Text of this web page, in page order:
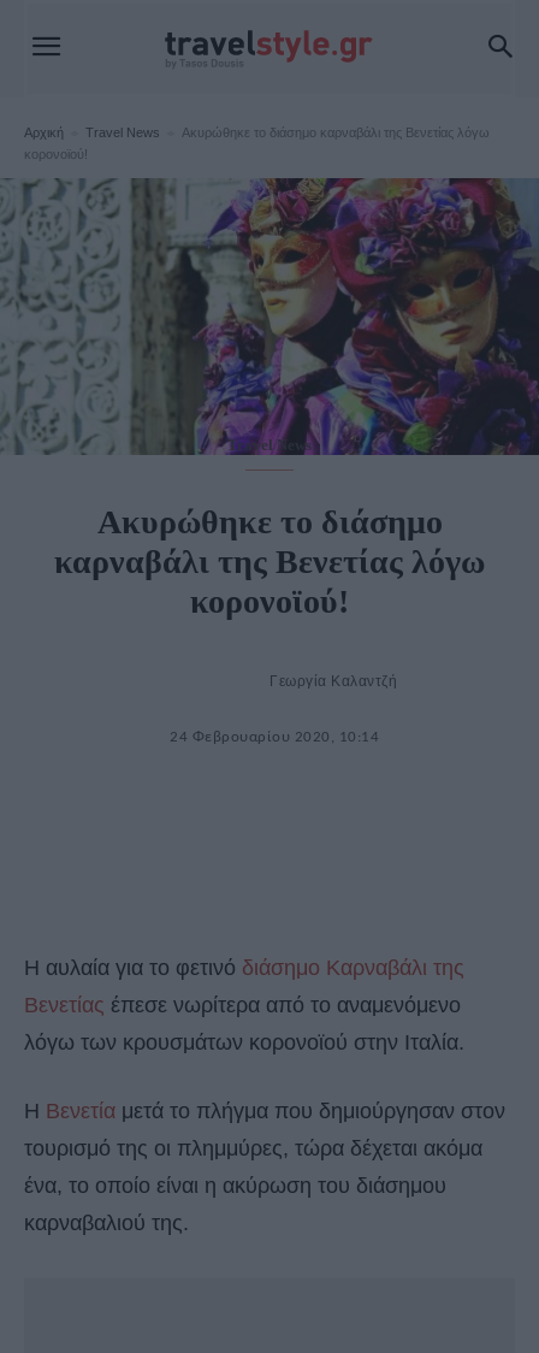
Αρχική Travel News
Ακυρώθηκε το διάσημο καρναβάλι της Βενετίας λόγω
κορονοϊού!
Travel News
Ακυρώθηκε το διάσημο
καρναβάλι της Βενετίας λόγω
κορονοϊού!
Γεωργία Καλαντζή
24 Φεβρουαρίου 2020, 10:14
Η αυλαία για το φετινό διάσημο Καρναβάλι της
Βενετίας έπεσε νωρίτερα από το αναμενόμενο
λόγω των κρουσμάτων κορονοϊού στην Ιταλία.
Η Βενετία μετά το πλήγμα που δημιούργησαν στον
τουρισμό της οι πλημμύρες, τώρα δέχεται ακόμα
ένα, το οποίο είναι η ακύρωση του διάσημου
καρναβαλιού της.